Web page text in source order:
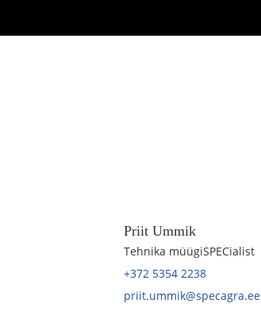
Priit Ummik
Tehnika müügiSPECialist
+372 5354 2238
priit.ummik@specagra.ee